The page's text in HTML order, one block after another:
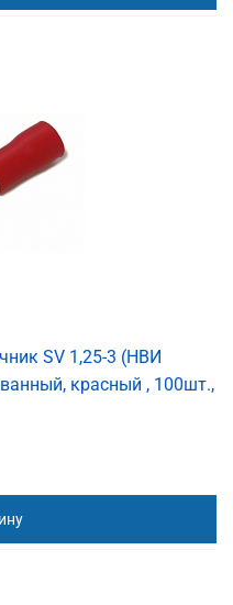
SV 1,25-3 (НВИ
красный , 100шт.,